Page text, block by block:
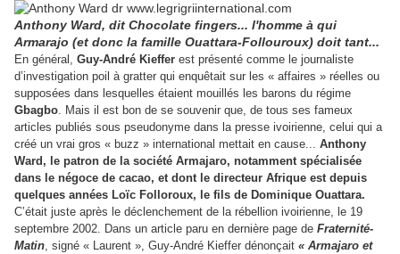
Anthony Ward, dit Chocolate fingers... l'homme à qui
Armarajo (et donc la famille Ouattara-Follouroux) doit tant...
En général, Guy-André Kieffer est présenté comme le journaliste
d’investigation poil à gratter qui enquêtait sur les « affaires » réelles ou
supposées dans lesquelles étaient mouillés les barons du régime
Gbagbo. Mais il est bon de se souvenir que, de tous ses fameux
articles publiés sous pseudonyme dans la presse ivoirienne, celui qui a
créé un vrai gros « buzz » international mettait en cause... Anthony
Ward, le patron de la société Armajaro, notamment spécialisée
dans le négoce de cacao, et dont le directeur Afrique est depuis
quelques années Loïc Folloroux, le fils de Dominique Ouattara.
C’était juste après le déclenchement de la rébellion ivoirienne, le 19
septembre 2002. Dans un article paru en dernière page de Fraternité-
Matin, signé « Laurent », Guy-André Kieffer dénonçait « Armajaro et